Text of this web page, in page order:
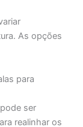
As opções
para
ser
realinhar os